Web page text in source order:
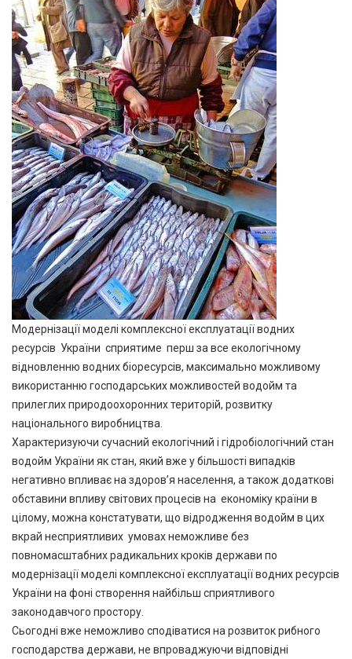
Модернізації моделі комплексної експлуатації водних
ресурсів України сприятиме перш за все екологічному
відновленню водних біоресурсів, максимально можливому
використанню господарських можливостей водойм та
прилеглих природоохоронних територій, розвитку
національного виробництва.
Характеризуючи сучасний екологічний і гідробіологічний стан
водойм України як стан, який вже у більшості випадків
негативно впливає на здоров’я населення, а також додаткові
обставини впливу світових процесів на економіку країни в
цілому, можна констатувати, що відродження водойм в цих
вкрай несприятливих умовах неможливе без
повномасштабних радикальних кроків держави по
модернізації моделі комплексної експлуатації водних ресурсів
України на фоні створення найбільш сприятливого
законодавчого простору.
Сьогодні вже неможливо сподіватися на розвиток рибного
господарства держави, не впроваджуючи відповідні